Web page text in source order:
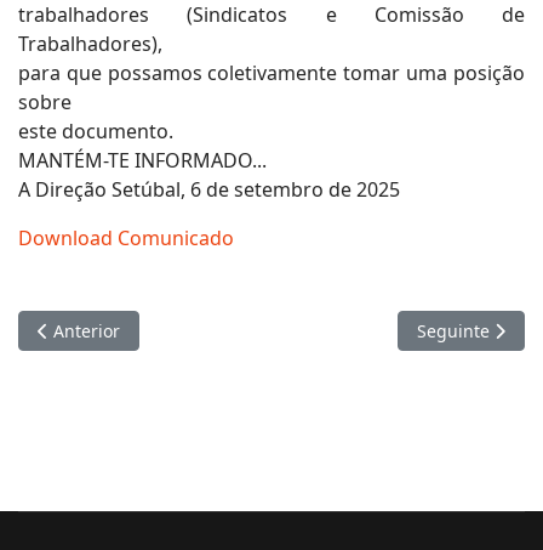
trabalhadores (Sindicatos e Comissão de
Trabalhadores),
para que possamos coletivamente tomar uma posição
sobre
este documento.
MANTÉM-TE INFORMADO...
A Direção Setúbal, 6 de setembro de 2025
Download Comunicado
Artigo anterior: aos trabalhadores grupo CAT
Anterior Artigo
Seguinte